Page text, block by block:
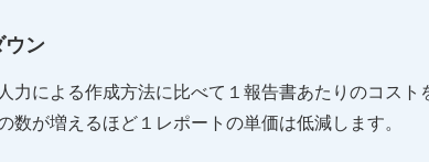
ウン
力による作成方法に比べて１報告書あたりのコスト
数が増えるほど１レポートの単価は低減します。